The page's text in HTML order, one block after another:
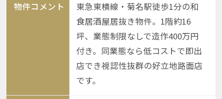
物件コメント
東急東横線・菊名駅徒歩1分の和
食居酒屋居抜き物件。1階約16
坪、業態制限なしで造作400万円
付き。同業態なら低コストで即出
店でき視認性抜群の好立地路面店
です。